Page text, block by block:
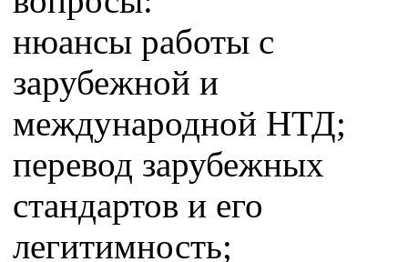
нюансы работы с
зарубежной и
международной НТД;
перевод зарубежных
стандартов и его
легитимность;